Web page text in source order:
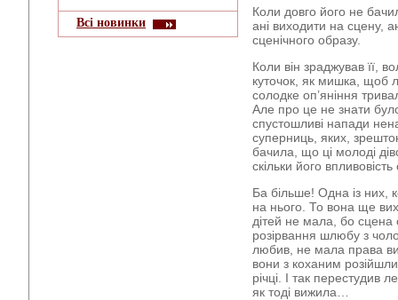
Всі новинки
Коли довго його не
ані виходити на сцену,
сценічного образу.
Коли він зраджував її,
куточок, як мишка, щоб
солодке оп’яніння
Але про це не знати
спустошливі напади
суперниць, яких,
бачила, що ці молоді
скільки його
Ба більше! Одна із них,
на нього. То вона ще
дітей не мала, бо сцена
розірвання шлюбу з
любив, не мала права
вони з коханим
річці. І так перестудив
як тоді вижила…